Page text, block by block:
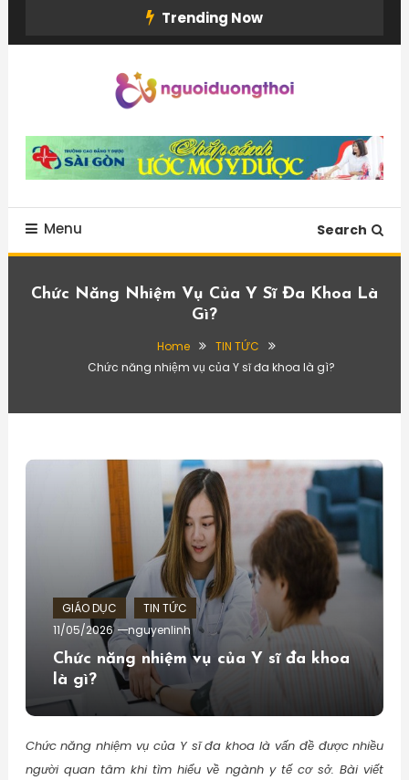
Trending Now
Menu Search
Chức Năng Nhiệm Vụ Của Y Sĩ Đa Khoa Là
Gì?
Home
TIN TỨC
Chức năng nhiệm vụ của Y sĩ đa khoa là gì?
GIÁO DỤC
TIN TỨC
11/05/2026
nguyenlinh
Chức năng nhiệm vụ của Y sĩ đa khoa
là gì?
Chức năng nhiệm vụ của Y sĩ đa khoa là vấn đề được nhiều
người quan tâm khi tìm hiểu về ngành y tế cơ sở. Bài viết